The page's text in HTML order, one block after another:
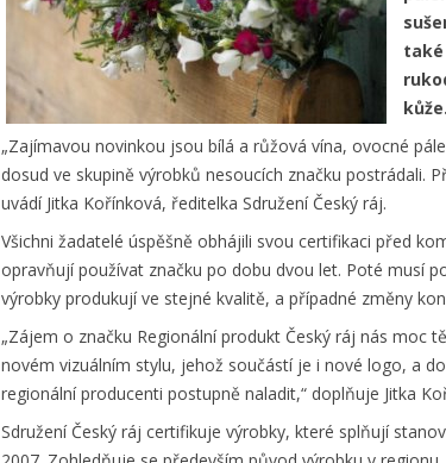
kůže.
„Zajímavou novinkou jsou bílá a růžová vína, ovocné
dosud ve skupině výrobků nesoucích značku postrádali.
uvádí Jitka Kořínková, ředitelka Sdružení Český ráj.
Všichni žadatelé úspěšně obhájili svou certifikaci před
opravňují používat značku po dobu dvou let. Poté musí
výrobky produkují ve stejné kvalitě, a případné změny
„Zájem o značku Regionální produkt Český ráj nás moc
novém vizuálním stylu, jehož součástí je i nové logo, a
regionální producenti postupně naladit,“ doplňuje Jitka
Sdružení Český ráj certifikuje výrobky, které splňují